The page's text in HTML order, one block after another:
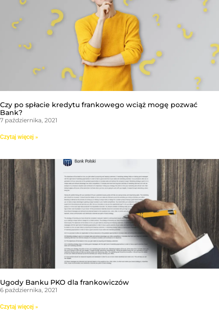
Czy po spłacie kredytu frankowego wciąż mogę pozwać
Bank?
7 października, 2021
Czytaj więcej »
Ugody Banku PKO dla frankowiczów
6 października, 2021
Czytaj więcej »